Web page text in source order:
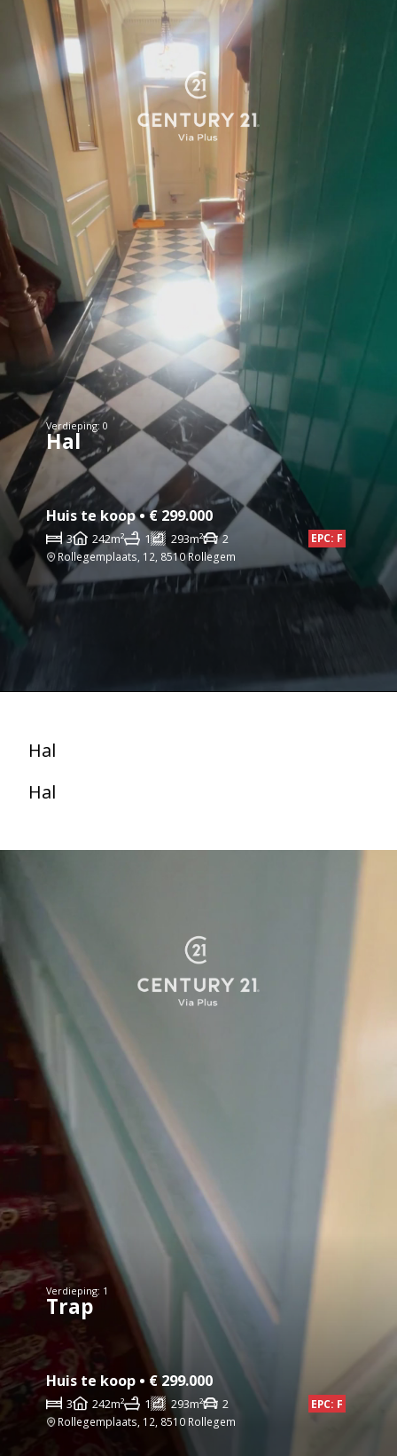
Verdieping: 0
Hal
Huis te koop • € 299.000
3 242m² 1 293m² 2
EPC: F
Rollegemplaats, 12, 8510 Rollegem
Hal
Hal
Verdieping: 1
Trap
Huis te koop • € 299.000
3 242m² 1 293m² 2
EPC: F
Rollegemplaats, 12, 8510 Rollegem